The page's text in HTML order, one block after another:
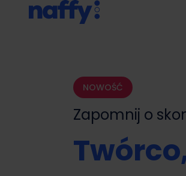
NOWOŚĆ
Zapomnij o